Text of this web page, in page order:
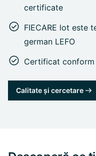
certificate
FIECARE lot este
german LEFO
Certificat conform
Calitate și cercetare